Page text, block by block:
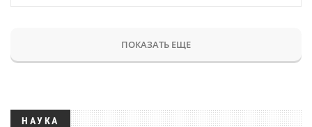
ПОКАЗАТЬ ЕЩЕ
НАУКА